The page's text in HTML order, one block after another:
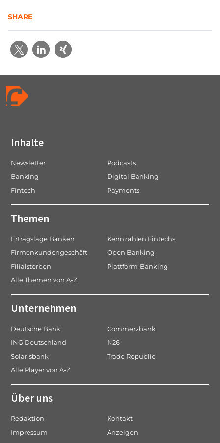
SHARE
Inhalte
Newsletter
Podcasts
Banking
Digital Banking
Fintech
Payments
Themen
Ertragslage Banken
Kennzahlen Fintechs
Firmenkundengeschäft
Open Banking
Filialsterben
Plattform-Banking
Alle Themen von A-Z
Unternehmen
Deutsche Bank
Commerzbank
ING Deutschland
N26
Solarisbank
Trade Republic
Alle Player von A-Z
Über uns
Redaktion
Kontakt
Impressum
Anzeigen